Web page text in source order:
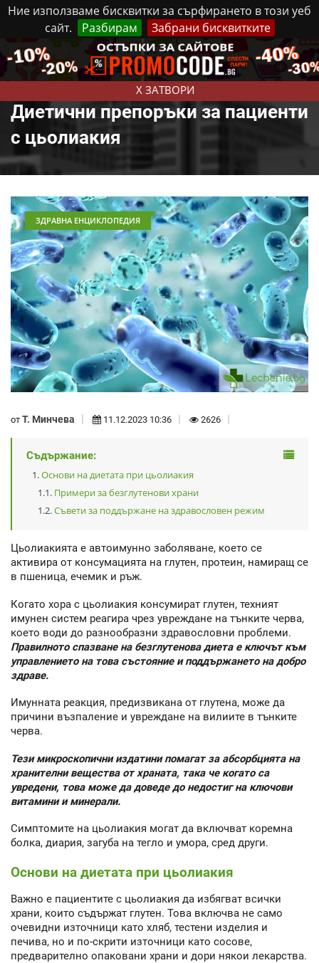
Ние използваме бисквитки за сърфирането в този уеб
сайт.
Разбирам Забрани бисквитките
X ЗАТВОРИ
Четвъртък, 6 Август, 2026 Реклама Контакти
Диетични препоръки за пациенти
с цьолиакия
ЗДРАВНА ЕНЦИКЛОПЕДИЯ
от Т. Минчева 11.12.2023 10:36 2626
Съдържание:
Основи на диетата при цьолиакия
Примери за безглутенови храни
Съвети за поддържане на здравословен режим
Цьолиакията е автоимунно заболяване, което се
активира от консумацията на глутен, протеин, намиращ се
в пшеница, ечемик и ръж.
Когато хора с цьолиакия консумират глутен, техният
имунен систем реагира чрез увреждане на тънките черва,
което води до разнообразни здравословни проблеми.
Правилното спазване на безглутенова диета е ключът към
управлението на това състояние и поддържането на добро
здраве.
Имунната реакция, предизвикана от глутена, може да
причини възпаление и увреждане на вилиите в тънките
черва.
Тези микроскопични издатини помагат за абсорбцията на
хранителни вещества от храната, така че когато са
увредени, това може да доведе до недостиг на ключови
витамини и минерали.
Симптомите на цьолиакия могат да включват коремна
болка, диария, загуба на тегло и умора, сред други.
Основи на диетата при цьолиакия
Важно е пациентите с цьолиакия да избягват всички
храни, които съдържат глутен. Това включва не само
очевидни източници като хляб, тестени изделия и
печива, но и по-скрити източници като сосове,
предварително опаковани храни и дори някои лекарства.